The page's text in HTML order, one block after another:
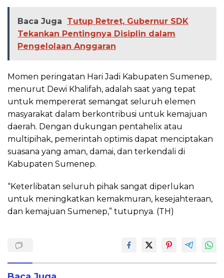
Baca Juga
Tutup Retret, Gubernur SDK
Tekankan Pentingnya Disiplin dalam
Pengelolaan Anggaran
Momen peringatan Hari Jadi Kabupaten Sumenep,
menurut Dewi Khalifah, adalah saat yang tepat
untuk mempererat semangat seluruh elemen
masyarakat dalam berkontribusi untuk kemajuan
daerah. Dengan dukungan pentahelix atau
multipihak, pemerintah optimis dapat menciptakan
suasana yang aman, damai, dan terkendali di
Kabupaten Sumenep.
“Keterlibatan seluruh pihak sangat diperlukan
untuk meningkatkan kemakmuran, kesejahteraan,
dan kemajuan Sumenep,” tutupnya. (TH)